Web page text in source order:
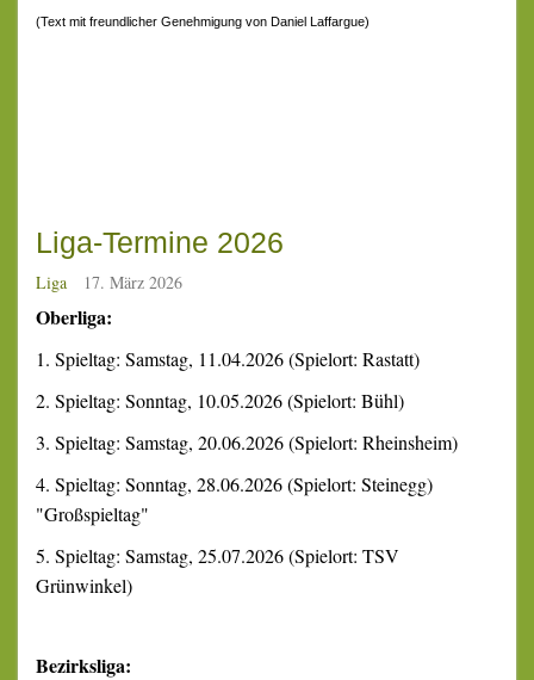
(Text mit freundlicher Genehmigung von Daniel Laffargue)
Liga-Termine 2026
Liga 17. März 2026
Oberliga:
1. Spieltag: Samstag, 11.04.2026 (Spielort: Rastatt)
2. Spieltag: Sonntag, 10.05.2026 (Spielort: Bühl)
3. Spieltag: Samstag, 20.06.2026 (Spielort: Rheinsheim)
4. Spieltag: Sonntag, 28.06.2026 (Spielort: Steinegg)
"Großspieltag"
5. Spieltag: Samstag, 25.07.2026 (Spielort: TSV
Grünwinkel)
Bezirksliga: